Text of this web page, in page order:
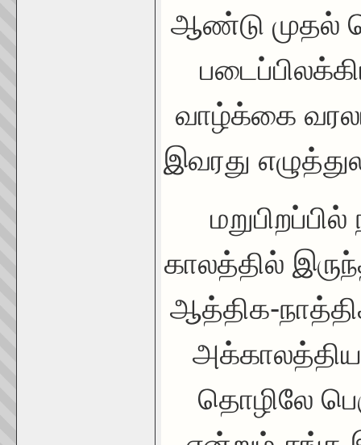
ஆண்டு முதல்
வாழ்க்கை
இவரது
காலத்தில்
ஆத்திக-
தொழிலே